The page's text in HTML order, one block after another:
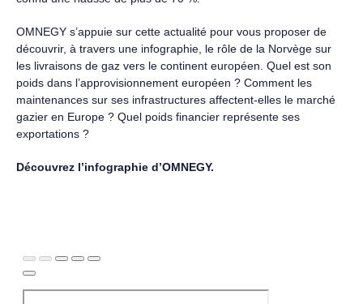
OMNEGY s’appuie sur cette actualité pour vous proposer de
découvrir, à travers une infographie, le rôle de la Norvège sur
les livraisons de gaz vers le continent européen. Quel est son
poids dans l’approvisionnement européen ? Comment les
maintenances sur ses infrastructures affectent-elles le marché
gazier en Europe ? Quel poids financier représente ses
exportations ?
Découvrez l’infographie d’OMNEGY.